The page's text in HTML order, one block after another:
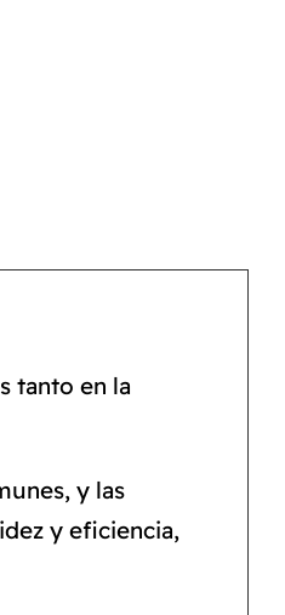
tanto en la
y las
y eficiencia,